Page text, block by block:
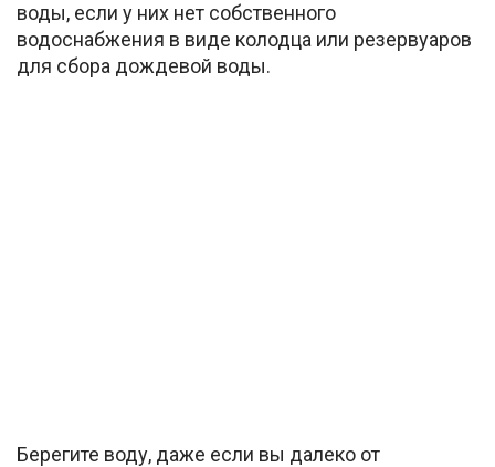
воды, если у них нет собственного
водоснабжения в виде колодца или резервуаров
для сбора дождевой воды.
Берегите воду, даже если вы далеко от